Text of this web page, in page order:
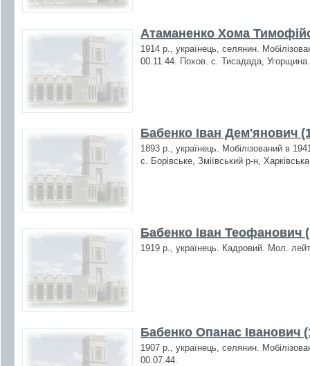
Атаманенко Хома
1914 р., українець, селянин.
00.11.44. Похов. с. Тисадада, Угорщина.
Бабенко Іван Дем'янович
1893 р., українець. Мобілізований в
с. Борівське, Зміївський р-н,
Бабенко Іван Теофанович
1919 р., українець. Кадровий. Мол.
Бабенко Опанас Іванович
1907 р., українець, селянин.
00.07.44.